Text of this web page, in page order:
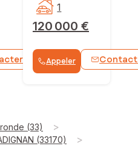
WhatsApp
120 000 €
1
Appeler
(33) >
(33170) >